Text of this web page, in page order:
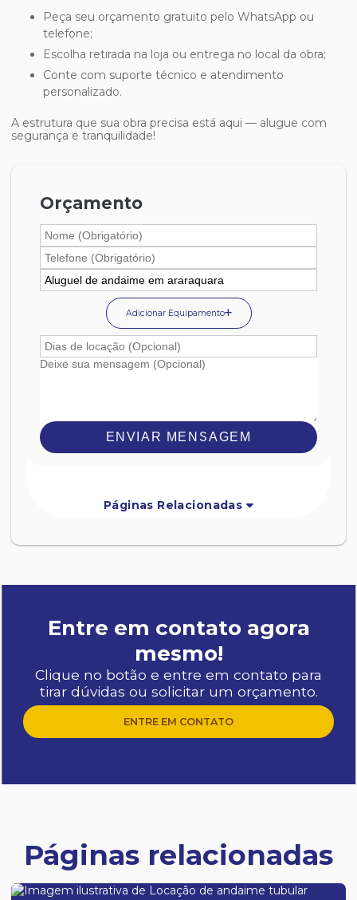
Peça seu orçamento gratuito pelo WhatsApp ou
telefone;
Escolha retirada na loja ou entrega no local da obra;
Conte com suporte técnico e atendimento
personalizado.
A estrutura que sua obra precisa está aqui — alugue com
segurança e tranquilidade!
Orçamento
Adicionar Equipamento
ENVIAR MENSAGEM
Páginas Relacionadas
Entre em contato agora
mesmo!
Clique no botão e entre em contato para
tirar dúvidas ou solicitar um orçamento.
ENTRE EM CONTATO
Páginas relacionadas